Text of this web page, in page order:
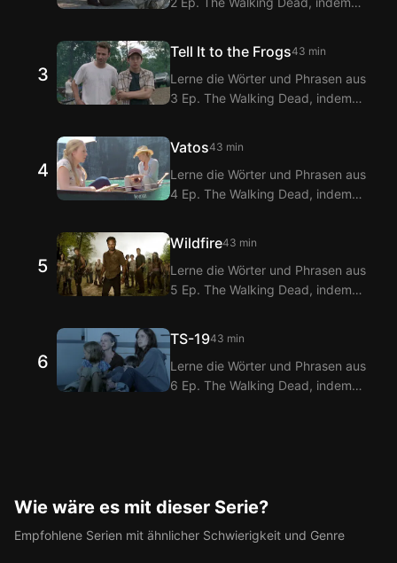
Langflix erhältst du
Ep. The Walking Dead.
Langflix Erweiterungen ansiehst!
Mit der Doppeltitel-Funktion von
Langflix erhältst du
Ep. The Walking Dead.
3
Tell It to the Frogs43 min
Lerne die Wörter und Phrasen aus
3 Ep. The Walking Dead, indem
Langflix Erweiterungen ansiehst!
Mit der Doppeltitel-Funktion von
Langflix erhältst du
Ep. The Walking Dead.
4
Vatos43 min
Lerne die Wörter und Phrasen aus
4 Ep. The Walking Dead, indem
Langflix Erweiterungen ansiehst!
Mit der Doppeltitel-Funktion von
Langflix erhältst du
Ep. The Walking Dead.
5
Wildfire43 min
Lerne die Wörter und Phrasen aus
5 Ep. The Walking Dead, indem
Langflix Erweiterungen ansiehst!
Mit der Doppeltitel-Funktion von
Langflix erhältst du
6
TS-1943 min
Lerne die Wörter und Phrasen aus
6 Ep. The Walking Dead, indem
Übersetzungen der Dialoge aus 6
Wie wäre es mit dieser Serie?
Empfohlene Serien mit ähnlicher Schwierigkeit und Genre